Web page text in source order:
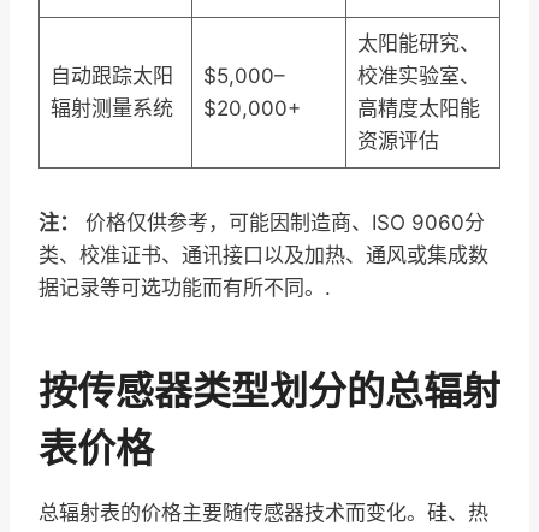
自动跟踪太阳
辐射测量系统
$5,000–
$20,000+
太阳能研究、
校准实验室、
高精度太阳能
资源评估
注：
价格仅供参考，可能因制造商、ISO 9060分
类、校准证书、通讯接口以及加热、通风或集成数
据记录等可选功能而有所不同。.
按传感器类型划分的总辐射
表价格
总辐射表的价格主要随传感器技术而变化。硅、热